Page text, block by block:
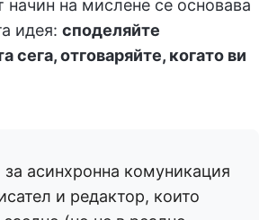
начин на мислене се основава
идея: споделяйте
сега, отговаряйте, когато ви
асинхронна комуникация
и редактор, които